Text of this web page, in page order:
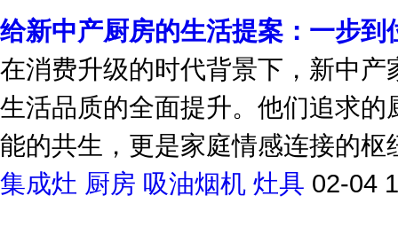
给新中产厨房的生活提案：一步到
在消费升级的时代背景下，新中
生活品质的全面提升。他们追求
能的共生，更是家庭情感连接的枢
集成灶 厨房 吸油烟机 灶具 02-04